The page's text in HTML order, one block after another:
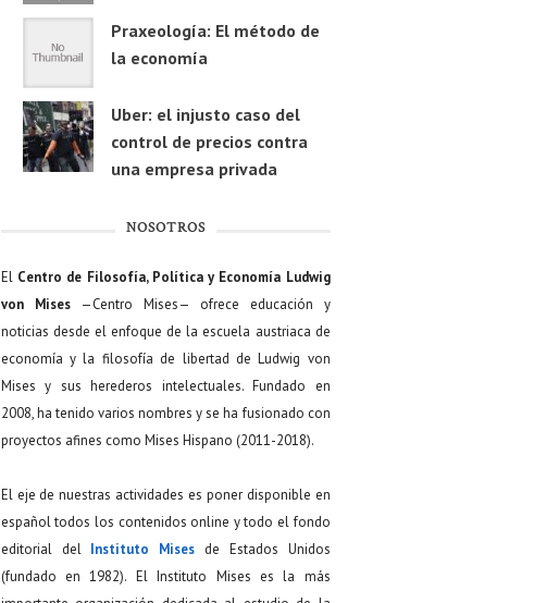
Praxeología: El método de
la economía
Uber: el injusto caso del
control de precios contra
una empresa privada
NOSOTROS
El Centro de Filosofía, Política y Economía Ludwig
von Mises—Centro Mises— ofrece educación y
noticias desde el enfoque de la escuela austriaca de
economía y la filosofía de libertad de Ludwig von
Mises y sus herederos intelectuales. Fundado en
2008, ha tenido varios nombres y se ha fusionado con
proyectos afines como Mises Hispano (2011-2018).
El eje de nuestras actividades es poner disponible en
español todos los contenidos online y todo el fondo
editorial del Instituto Mises de Estados Unidos
(fundado en 1982). El Instituto Mises es la más